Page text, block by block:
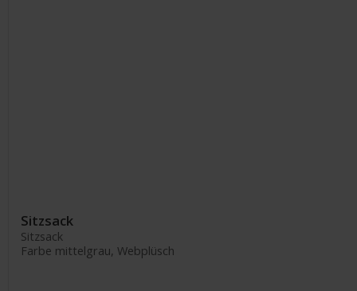
Sitzsack
Sitzsack
Farbe mittelgrau, Webplüsch